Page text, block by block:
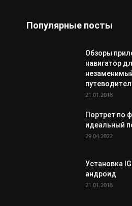
Популярные посты
Обзоры
навигатор
21.01.2018
Портрет по
идеальный
29.04.2022
Установка
андроид
21.01.2018